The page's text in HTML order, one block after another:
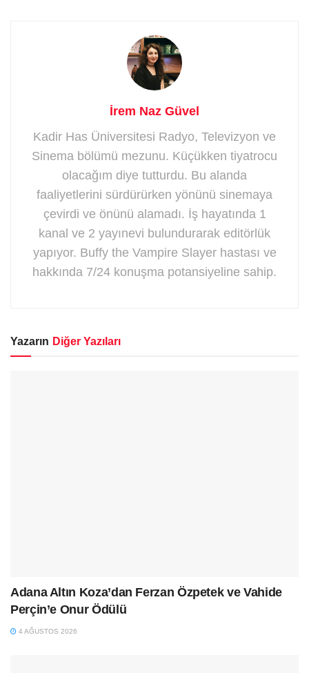
İrem Naz Güvel
Kadir Has Üniversitesi Radyo, Televizyon ve
Sinema bölümü mezunu. Küçükken tiyatrocu
olacağım diye tutturdu. Bu alanda
faaliyetlerini sürdürürken yönünü sinemaya
çevirdi ve önünü alamadı. İş hayatında 1
kanal ve 2 yayınevi bulundurarak editörlük
yapıyor. Buffy the Vampire Slayer hastası ve
hakkında 7/24 konuşma potansiyeline sahip.
Yazarın Diğer Yazıları
Adana Altın Koza’dan Ferzan Özpetek ve Vahide
Perçin’e Onur Ödülü
4 AĞUSTOS 2026